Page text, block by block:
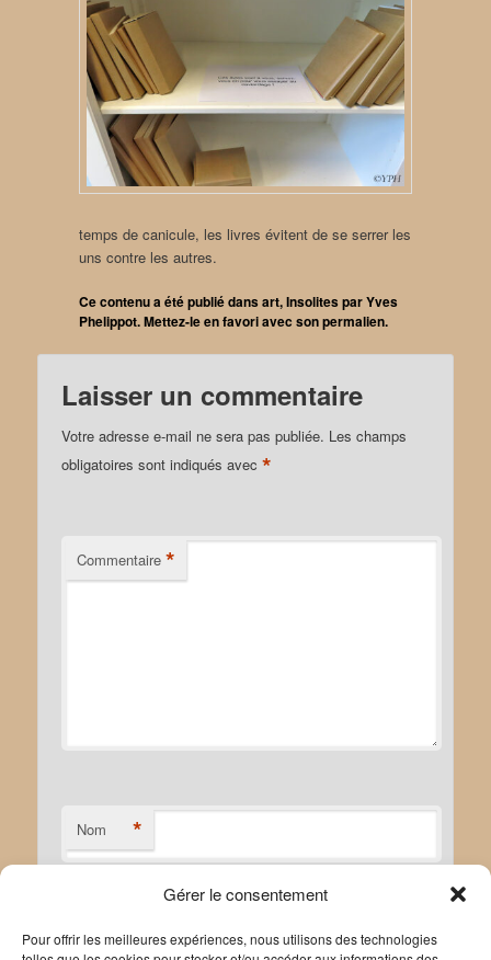
Gérer le consentement
Pour offrir les meilleures expériences, nous utilisons des technologies
temps de canicule, les livres évitent de se serrer les
uns contre les autres.
Ce contenu a été publié dansart,InsolitesparYves
Phelippot. Mettez-le en favori avec sonpermalien.
Laisser un commentaire
Votre adresse e-mail ne sera pas publiée. Les champs
obligatoires sont indiqués avec*
Commentaire *
Nom *
E-mail *